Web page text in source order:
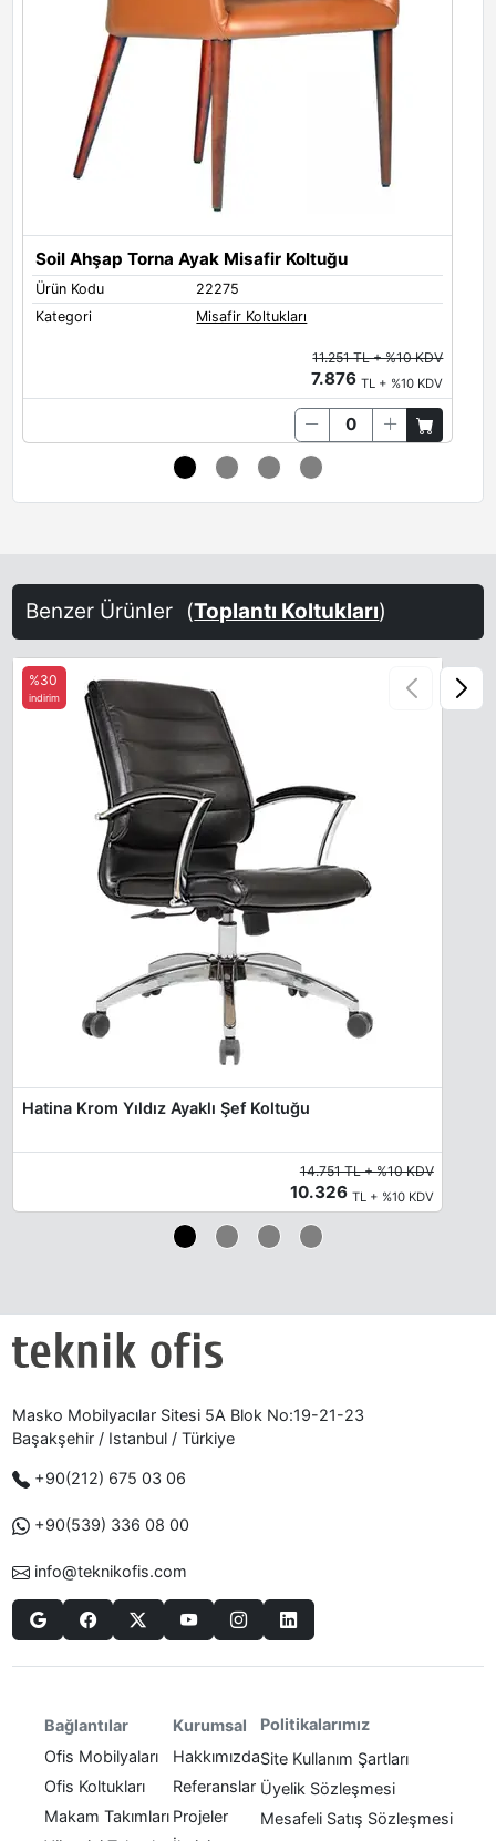
Soil Ahşap Torna Ayak Misafir Koltuğu
Ürün Kodu
22275
Kategori
Misafir Koltukları
11.251 TL + %10 KDV
7.876TL + %10 KDV
Benzer Ürünler (Toplantı Koltukları)
Hatina Krom Yıldız Ayaklı Şef Koltuğu
%30
indirim
14.751 TL + %10 KDV
10.326 TL + %10 KDV
Masko Mobilyacılar Sitesi 5A Blok No:19-21-23
Başakşehir / Istanbul / Türkiye
+90(212) 675 03 06
+90(539) 336 08 00
info@teknikofis.com
Bağlantılar
Ofis Mobilyaları
Ofis Koltukları
Makam Takımları
Kurumsal
Hakkımızda
Referanslar
Projeler
Politikalarımız
Site Kullanım Şartları
Üyelik Sözleşmesi
Mesafeli Satış Sözleşmesi